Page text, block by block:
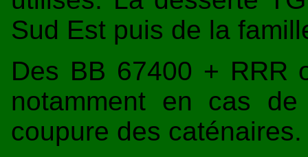
Sud Est puis de la
Des BB 67400 + RRR
notamment en cas
coupure des caténaires.